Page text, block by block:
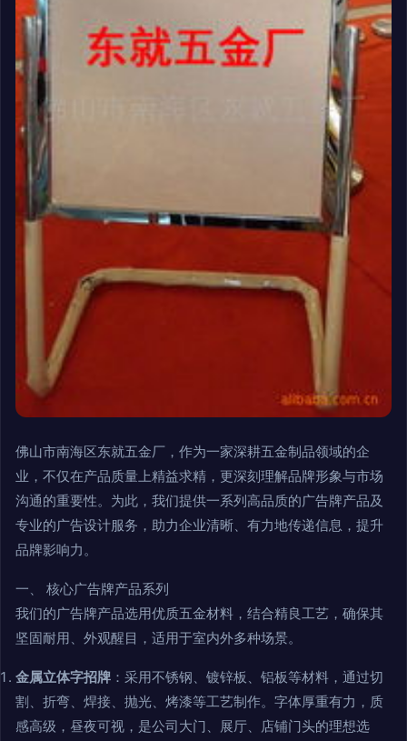
佛山市南海区东就五金厂，作为一家深耕五金制品领域的企
业，不仅在产品质量上精益求精，更深刻理解品牌形象与市场
沟通的重要性。为此，我们提供一系列高品质的广告牌产品及
专业的广告设计服务，助力企业清晰、有力地传递信息，提升
品牌影响力。
一、 核心广告牌产品系列
我们的广告牌产品选用优质五金材料，结合精良工艺，确保其
坚固耐用、外观醒目，适用于室内外多种场景。
金属立体字招牌 ：采用不锈钢、镀锌板、铝板等材料，通过切
割、折弯、焊接、抛光、烤漆等工艺制作。字体厚重有力，质
感高级，昼夜可视，是公司大门、展厅、店铺门头的理想选